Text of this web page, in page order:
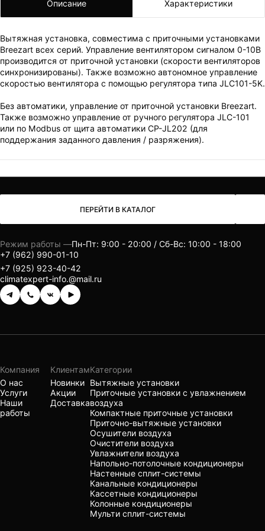
Описание Характеристики
Вытяжная установка, совместима с приточными установками
Breezart всех серий. Управление вентилятором сигналом 0-10В
производится от приточной установки (скорости вентиляторов
синхронизированы). Также возможно автономное управление
скоростью вентилятора с помощью регулятора типа JLС101-5K.
Без автоматики, управление от приточной установки Breezart.
Также возможно управление от ручного регулятора JLC-101
или по Modbus от щита автоматики CP-JL202 (для
поддержания заданного давления / разряжения).
ПЕРЕЙТИ В КАТАЛОГ
Режим работы —Пн-Пт: 9:00 - 20:00 / Сб-Вс: 10:00 - 18:00
+7 (962) 990-01-10
+7 (925) 923-40-42
climatexpert-info.@mail.ru
Компания
О нас
Услуги
Наши
работы
Клиентам
Новинки
Акции
Доставка
Категории
Вытяжные установки
Приточные установки с увлажнением
воздуха
Компактные приточные установки
Приточно-вытяжные установки
Осушители воздуха
Очистители воздуха
Увлажнители воздуха
Напольно-потолочные кондиционеры
Настенные сплит-системы
Канальные кондиционеры
Кассетные кондиционеры
Колонные кондиционеры
Мульти сплит-системы
Мы скоро свяжемся с вами.
ЧТО-ТО ПОШЛО НЕ ТАК!
Пожалуйста повторите попытку позже.